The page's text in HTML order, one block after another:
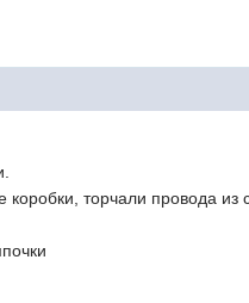
торчали провода